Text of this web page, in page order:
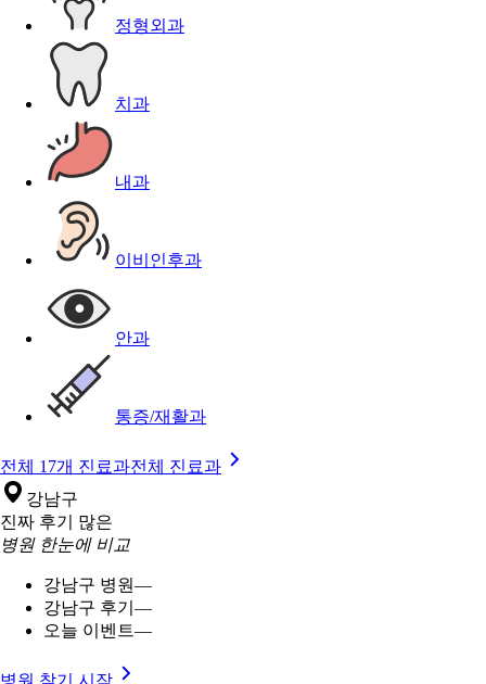
정형외과
치과
내과
이비인후과
안과
통증/재활과
전체 17개 진료과전체 진료과
강남구
진짜 후기 많은
병원 한눈에 비교
강남구 병원—
강남구 후기 —
오늘 이벤트—
병원 찾기 시작